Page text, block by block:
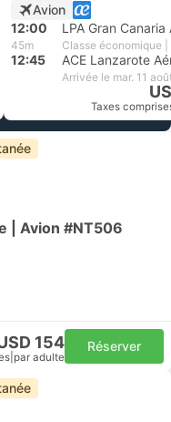
Avion
12:00
45m Classe économique |
12:45
Arrivée le mar. 11
Taxes
| Avion #NT506
154
par adulte
Réserver